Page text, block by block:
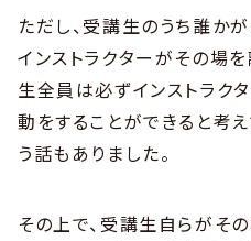
ただし、受講生のうち誰か
インストラクターがその場
生全員は必ずインストラク
動をすることができると考
う話もありました。
その上で、受講生自らがそ